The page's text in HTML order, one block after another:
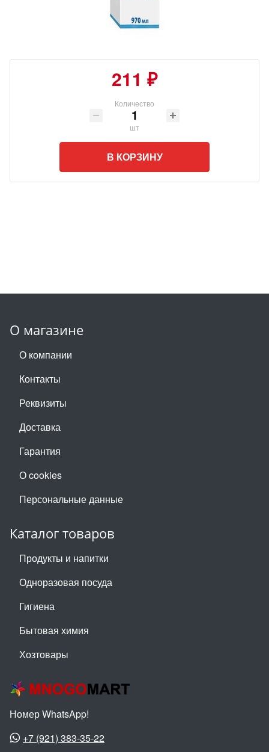
211 ₽
Количество
шт
В КОРЗИНУ
О магазине
О компании
Контакты
Реквизиты
Доставка
Гарантия
О cookies
Персональные данные
Каталог товаров
Продукты и напитки
Одноразовая посуда
Гигиена
Бытовая химия
Хозтовары
Номер WhatsApp!
+7 (921) 383-35-22